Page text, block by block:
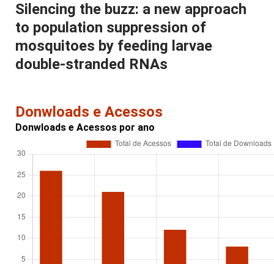
Silencing the buzz: a new approach
to population suppression of
mosquitoes by feeding larvae
double-stranded RNAs
Donwloads e Acessos
Donwloads e Acessos por ano